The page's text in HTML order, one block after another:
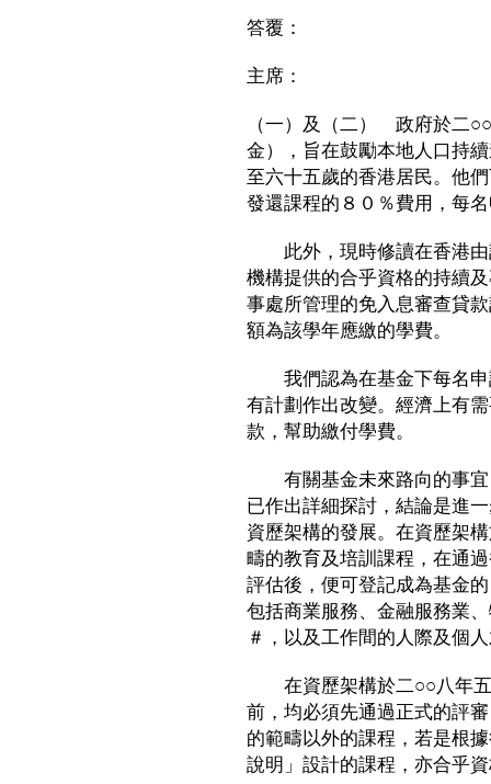
答覆：
主席：
（一）及（二） 政府於二
金），旨在鼓勵本地人口持
至六十五歲的香港居民。他
發還課程的８０％費用，每
此外，現時修讀在香港由
機構提供的合乎資格的持續
事處所管理的免入息審查貸
額為該學年應繳的學費。
我們認為在基金下每名申
有計劃作出改變。經濟上有
款，幫助繳付學費。
有關基金未來路向的事宜
已作出詳細探討，結論是進
資歷架構的發展。在資歷架
疇的教育及培訓課程，在通
評估後，便可登記成為基金
包括商業服務、金融服務業
＃，以及工作間的人際及個
在資歷架構於二○○八年五
前，均必須先通過正式的評
的範疇以外的課程，若是根
說明」設計的課程，亦合乎